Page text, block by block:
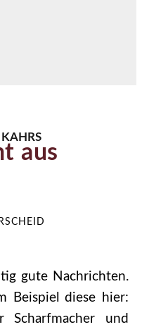
aus
gute Nachrichten.
Beispiel diese hier:
Scharfmacher und